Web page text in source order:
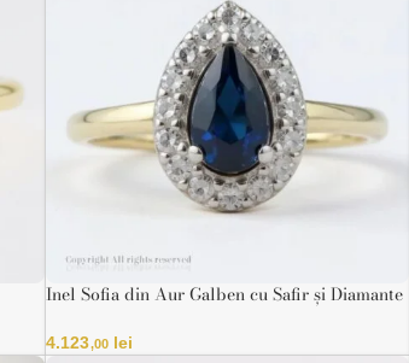
Inel Sofia din Aur Galben cu Safir și Diamante
4.123,00lei